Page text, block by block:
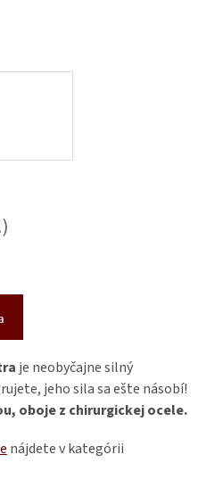
je neobyčajne silný
jeho sila sa ešte násobí!
oboje z chirurgickej ocele.
nájdete v kategórii